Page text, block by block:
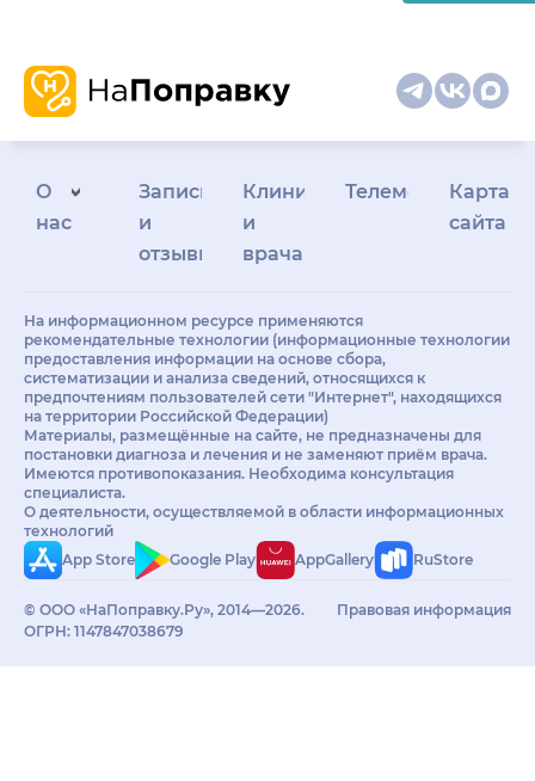
О
нас
Запись
и
отзывы
Клиникам
и
врачам
Телемедицина
Карта
сайта
На информационном ресурсе применяются
рекомендательные технологии (информационные технологии
предоставления информации на основе сбора,
систематизации и анализа сведений, относящихся к
предпочтениям пользователей сети "Интернет", находящихся
на территории Российской Федерации)
Материалы, размещённые на сайте, не предназначены для
постановки диагноза и лечения и не заменяют приём врача.
Имеются противопоказания. Необходима консультация
специалиста.
О деятельности, осуществляемой в области информационных
технологий
App Store
Google Play AppGallery RuStore
© ООО «НаПоправку.Ру», 2014—2026.
ОГРН: 1147847038679
Правовая информация